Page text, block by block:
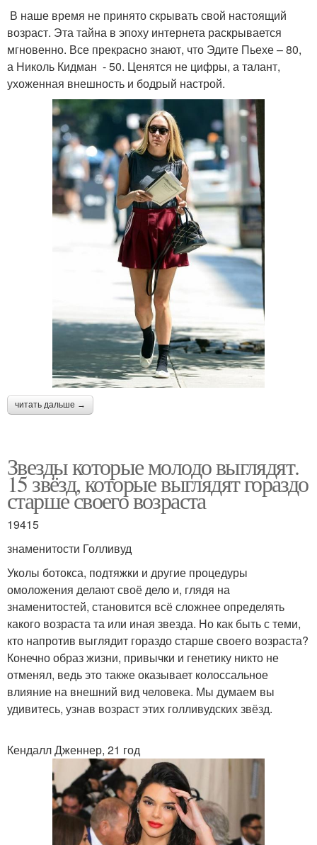
В наше время не принято скрывать свой настоящий
возраст. Эта тайна в эпоху интернета раскрывается
мгновенно. Все прекрасно знают, что Эдите Пьехе – 80,
а Николь Кидман - 50. Ценятся не цифры, а талант,
ухоженная внешность и бодрый настрой.
читать дальше →
Звезды которые молодо выглядят.
15 звёзд, которые выглядят гораздо
старше своего возраста
19415
знаменитости Голливуд
Уколы ботокса, подтяжки и другие процедуры
омоложения делают своё дело и, глядя на
знаменитостей, становится всё сложнее определять
какого возраста та или иная звезда. Но как быть с теми,
кто напротив выглядит гораздо старше своего возраста?
Конечно образ жизни, привычки и генетику никто не
отменял, ведь это также оказывает колоссальное
влияние на внешний вид человека. Мы думаем вы
удивитесь, узнав возраст этих голливудских звёзд.
Кендалл Дженнер, 21 год